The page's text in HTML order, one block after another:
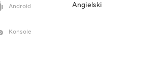
Android
Konsole
Angielski